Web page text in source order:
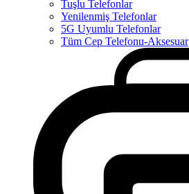
Tuşlu Telefonlar
Yenilenmiş Telefonlar
5G Uyumlu Telefonlar
Tüm Cep Telefonu-Aksesuar